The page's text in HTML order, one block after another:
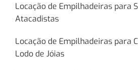
Locação de Empilhadeiras para
Atacadistas
Locação de Empilhadeiras para
Lodo de Jóias